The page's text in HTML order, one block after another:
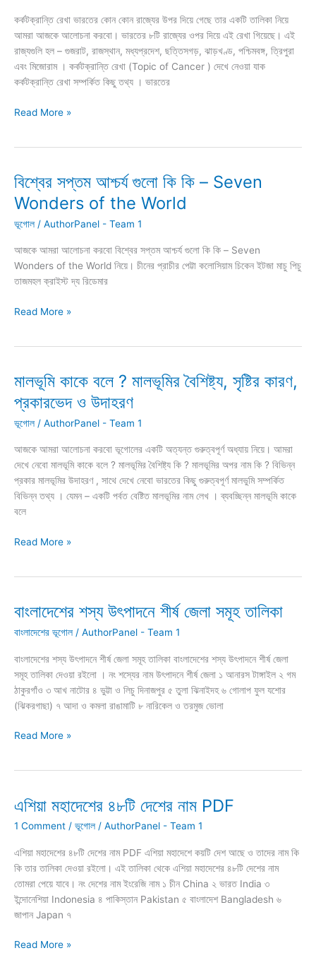
the
World
কর্কটক্রান্তি রেখা ভারতের কোন কোন রাজ্যের উপর দিয়ে গেছে তার একটি তালিকা নিয়ে
আমরা আজকে আলোচনা করবো। ভারতের ৮টি রাজ্যের ওপর দিয়ে এই রেখা গিয়েছে। এই
রাজ্যগুলি হল – গুজরাট, রাজস্থান, মধ্যপ্রদেশ, ছত্তিসগড়, ঝাড়খণ্ড, পশ্চিমবঙ্গ, ত্রিপুরা
এবং মিজোরাম । কর্কটক্রান্তি রেখা (Topic of Cancer ) দেখে নেওয়া যাক
কর্কটক্রান্তি রেখা সম্পর্কিত কিছু তথ্য । ভারতের
কর্কটক্রান্তি
কোন
রাজ্যের
উপর
দিয়ে
Read More »
বিশ্বের সপ্তম আশ্চর্য গুলো কি কি – Seven
Wonders of the World
ভূগোল / AuthorPanel - Team 1
আজকে আমরা আলোচনা করবো বিশ্বের সপ্তম আশ্চর্য গুলো কি কি – Seven
Wonders of the World নিয়ে। চীনের প্রাচীর পেট্টা কলোসিয়াম চিকেন ইটজা মাচু পিচু
তাজমহল ক্রাইস্ট দ্য রিডেমার
বিশ্বের
কি
–
Seven
of
the
World
Read More »
মালভূমি কাকে বলে ? মালভূমির বৈশিষ্ট্য, সৃষ্টির কারণ,
প্রকারভেদ ও উদাহরণ
ভূগোল / AuthorPanel - Team 1
আজকে আমরা আলোচনা করবো ভূগোলের একটি অত্যন্ত গুরুত্বপূর্ণ অধ্যায় নিয়ে। আমরা
দেখে নেবো মালভূমি কাকে বলে ? মালভূমির বৈশিষ্ট্য কি ? মালভূমির অপর নাম কি ? বিভিন্ন
প্রকার মালভূমির উদাহরণ , সাথে দেখে নেবো ভারতের কিছু গুরুত্বপূর্ণ মালভুমি সম্পর্কিত
বিভিন্ন তথ্য । যেমন – একটি পর্বত বেষ্টিত মালভূমির নাম লেখ । ব্যবচ্ছিন্ন মালভূমি কাকে
বলে
মালভূমি
বৈশিষ্ট্য,
সৃষ্টির
প্রকারভেদ
ও
উদাহরণ
Read More »
বাংলাদেশের শস্য উৎপাদনে শীর্ষ জেলা সমূহ তালিকা
বাংলাদেশের ভূগোল / AuthorPanel - Team 1
বাংলাদেশের শস্য উৎপাদনে শীর্ষ জেলা সমূহ তালিকা বাংলাদেশের শস্য উৎপাদনে শীর্ষ জেলা
সমূহ তালিকা দেওয়া রইলো । নং শস্যের নাম উৎপাদনে শীর্ষ জেলা ১ আনারস টাঙ্গাইল ২ গম
ঠাকুরগাঁও ৩ আখ নাটোর ৪ ভুট্টা ও লিচু দিনাজপুর ৫ তুলা ঝিনাইদহ ৬ গোলাপ ফুল যশোর
(ঝিকরগাছা) ৭ আদা ও কমলা রাঙামাটি ৮ নারিকেল ও তরমুজ ভোলা
বাংলাদেশের
জেলা
সমূহ
তালিকা
Read More »
এশিয়া মহাদেশের ৪৮টি দেশের নাম PDF
1 Comment / ভূগোল / AuthorPanel - Team 1
এশিয়া মহাদেশের ৪৮টি দেশের নাম PDF এশিয়া মহাদেশে কয়টি দেশ আছে ও তাদের নাম কি
কি তার তালিকা দেওয়া রইলো। এই তালিকা থেকে এশিয়া মহাদেশের ৪৮টি দেশের নাম
তোমরা পেয়ে যাবে। নং দেশের নাম ইংরেজি নাম ১ চীন China ২ ভারত India ৩
ইন্দোনেশিয়া Indonesia ৪ পাকিস্তান Pakistan ৫ বাংলাদেশ Bangladesh ৬
জাপান Japan ৭
এশিয়া
Read More »